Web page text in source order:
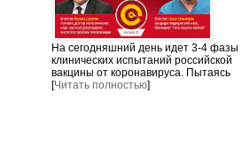
На сегодняшний день идет 3-4 фазы
клинических испытаний российской
вакцины от коронавируса. Пытаясь
[Читать полностью]